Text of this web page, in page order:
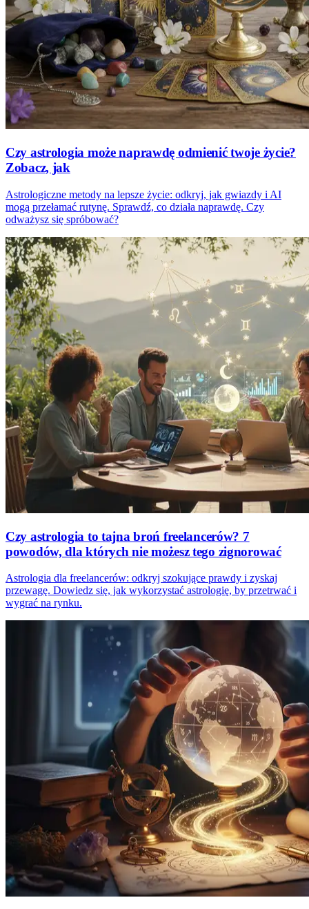
Czy astrologia może naprawdę odmienić twoje życie?
Zobacz, jak
Astrologiczne metody na lepsze życie: odkryj, jak gwiazdy i AI
mogą przełamać rutynę. Sprawdź, co działa naprawdę. Czy
odważysz się spróbować?
Czy astrologia to tajna broń freelancerów? 7
powodów, dla których nie możesz tego zignorować
Astrologia dla freelancerów: odkryj szokujące prawdy i zyskaj
przewagę. Dowiedz się, jak wykorzystać astrologię, by przetrwać i
wygrać na rynku.